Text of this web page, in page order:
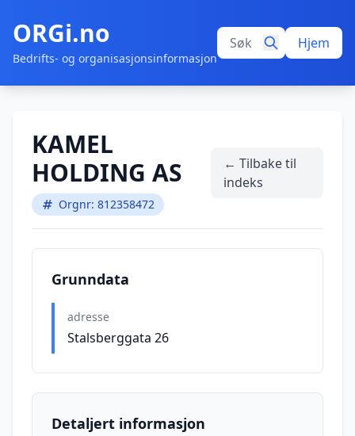
ORGi.no
Bedrifts- og organisasjonsinformasjon
Hjem
KAMEL
HOLDING AS
Orgnr: 812358472
← Tilbake til
indeks
Grunndata
adresse
Stalsberggata 26
Detaljert informasjon